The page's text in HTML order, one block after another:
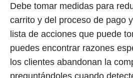
Debe tomar medidas para
carrito y del proceso de pago
lista de acciones que puede
puedes encontrar razones
los clientes abandonan la
preguntándoles cuando